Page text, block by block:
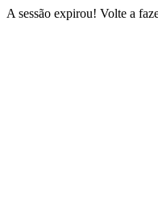
A sessão expirou! Volte a